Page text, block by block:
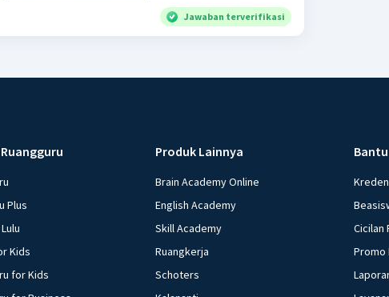
Jawaban terverifikasi
Plus
Kids
for Kids
Produk Lainnya
Brain Academy Online
English Academy
Skill Academy
Ruangkerja
Schoters
Cicilan
Promo